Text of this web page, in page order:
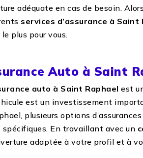
adéquate en cas de besoin.
services d’assurance à Saint
plus pour vous.
Auto à Saint
auto à Saint Raphael est
est un investissement
plusieurs options
spécifiques. En travaillant avec un
adaptée à votre profil et à